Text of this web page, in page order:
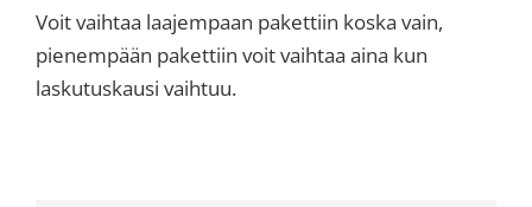
Voit vaihtaa laajempaan pakettiin koska vain,
pienempään pakettiin voit vaihtaa aina kun
laskutuskausi vaihtuu.